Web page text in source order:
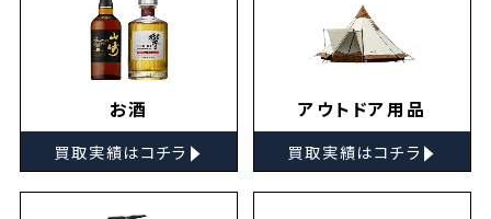
お酒
買取実績はコチラ ▸
アウトドア用品
買取実績はコチラ ▸